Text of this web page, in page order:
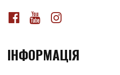
ІНФОРМАЦІЯ